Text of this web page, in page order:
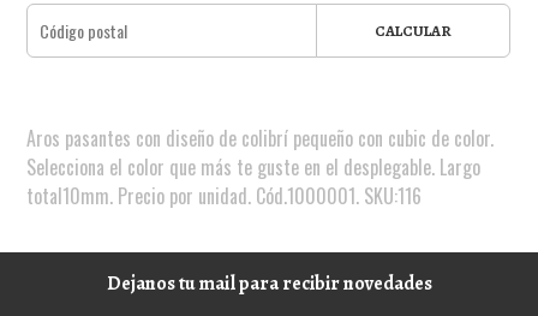
CALCULAR
Aros pasantes con diseño de colibrí pequeño con cubic de color.
Selecciona el color que más te guste en el desplegable. Largo
total10mm. Precio por unidad. Cód.1000001. SKU:116
Dejanos tu mail para recibir novedades